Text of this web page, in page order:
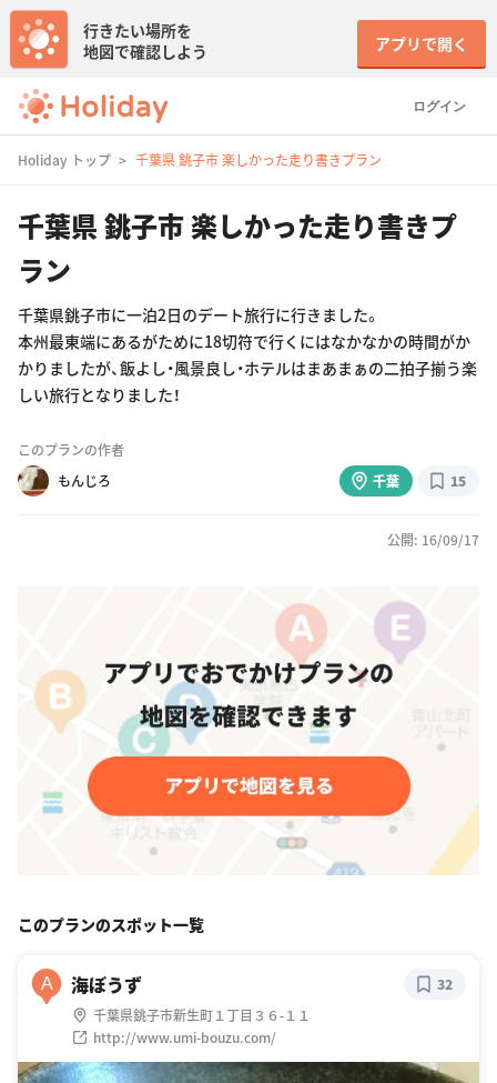
ログイン
行きたい場所を
地図で確認しよう
アプリで開く
Holiday トップ 千葉県 銚子市 楽しかった走り書きプラン
千葉県 銚子市 楽しかった走り書きプ
ラン
千葉県銚子市に一泊2日のデート旅行に行きました。
本州最東端にあるがために18切符で行くにはなかなかの時間がか
かりましたが、飯よし・風景良し・ホテルはまあまぁの二拍子揃う楽
しい旅行となりました！
このプランの作者
もんじろ
千葉 15
公開: 16/09/17
このプランのスポット一覧
A 海ぼうず
千葉県銚子市新生町１丁目３６-１１
http://www.umi-bouzu.com/
32